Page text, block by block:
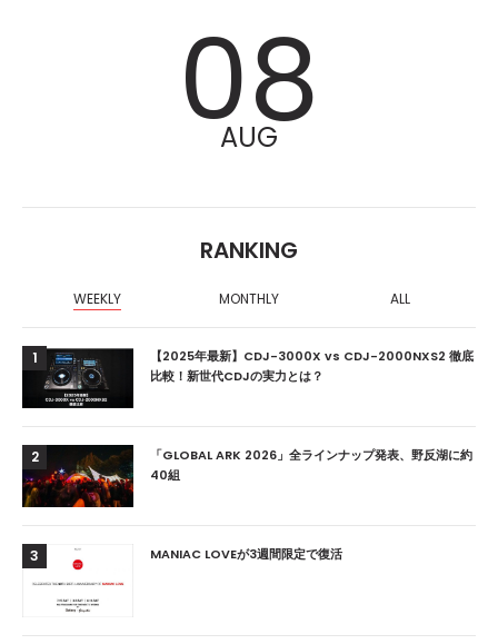
08
AUG
RANKING
WEEKLY MONTHLY ALL
1
【2025年最新】CDJ-3000X vs CDJ-2000NXS2 徹底
比較！新世代CDJの実力とは？
2
「GLOBAL ARK 2026」全ラインナップ発表、野反湖に約
40組
3 MANIAC LOVEが3週間限定で復活